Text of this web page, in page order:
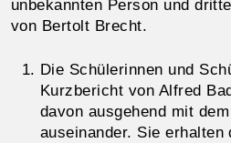
unbekannten Person und
von Bertolt Brecht.
Die Schülerinnen und
Kurzbericht von Alfred
davon ausgehend mit dem
auseinander. Sie